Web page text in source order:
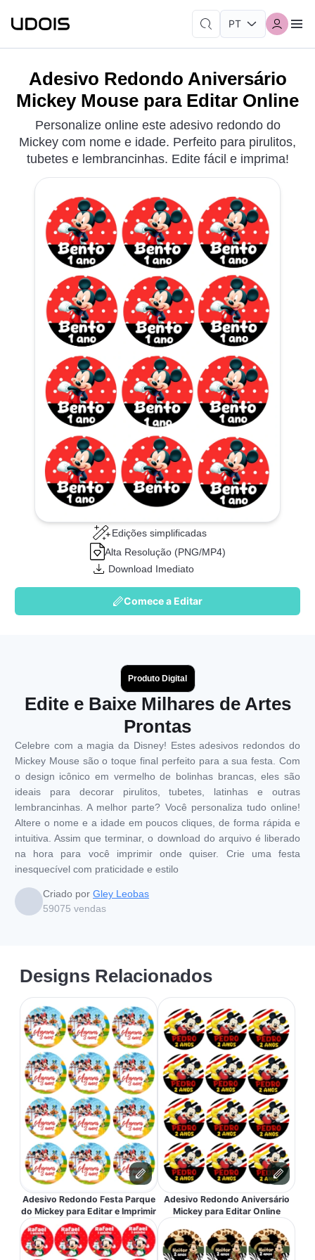
Adesivo Redondo Aniversário
Mickey Mouse para Editar Online
Personalize online este adesivo redondo do
Mickey com nome e idade. Perfeito para pirulitos,
tubetes e lembrancinhas. Edite fácil e imprima!
Edições simplificadas
Alta Resolução (PNG/MP4)
Download Imediato
Comece a Editar
Produto Digital
Edite e Baixe Milhares de Artes
Prontas
Celebre com a magia da Disney! Estes adesivos redondos do
Mickey Mouse são o toque final perfeito para a sua festa. Com
o design icônico em vermelho de bolinhas brancas, eles são
ideais para decorar pirulitos, tubetes, latinhas e outras
lembrancinhas. A melhor parte? Você personaliza tudo online!
Altere o nome e a idade em poucos cliques, de forma rápida e
intuitiva. Assim que terminar, o download do arquivo é liberado
na hora para você imprimir onde quiser. Crie uma festa
inesquecível com praticidade e estilo
Criado por Gley Leobas
59075 vendas
Designs Relacionados
Adesivo Redondo Festa Parque
do Mickey para Editar e Imprimir
Adesivo Redondo Aniversário
Mickey para Editar Online